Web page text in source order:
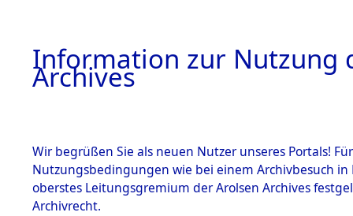
Information zur Nutzung
Archives
Wir begrüßen Sie als neuen Nutzer unseres Portals!
Nutzungsbedingungen wie bei einem Archivbesuch
oberstes Leitungsgremium der Arolsen Archives
Archivrecht.